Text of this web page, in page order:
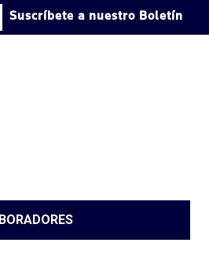
Suscríbete a nuestro Boletín